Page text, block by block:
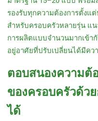
รองรับทุกความต้องการตั้งแ
สำหรับครอบครัวหลายรุ่น แ
การผลิตแบบจำนวนมากเข้า
อยู่อาศัยที่ปรับเปลี่ยนได้มีคว
ตอบสนองความต้
ของครอบครัวด้ว
ได้